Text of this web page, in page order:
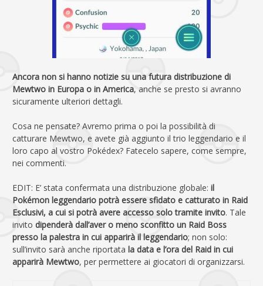
Ancora non si hanno notizie su una futura distribuzione di
Mewtwo in Europa o in America, anche se presto si avranno
sicuramente ulteriori dettagli.
Cosa ne pensate? Avremo prima o poi la possibilità di
catturare Mewtwo, e avete già aggiunto il trio leggendario e il
loro capo al vostro Pokédex? Fatecelo sapere, come sempre,
nei commenti.
EDIT: E’ stata confermata una distribuzione globale: il
Pokémon leggendario potrà essere sfidato e catturato in Raid
Esclusivi, a cui si potrà avere accesso solo tramite invito. Tale
invito dipenderà dall’aver o meno sconfitto un Raid Boss
presso la palestra in cui apparirà il leggendario; non solo:
sull’invito sarà anche riportata la data e l’ora del Raid in cui
apparirà Mewtwo, per permettere ai giocatori di organizzarsi.